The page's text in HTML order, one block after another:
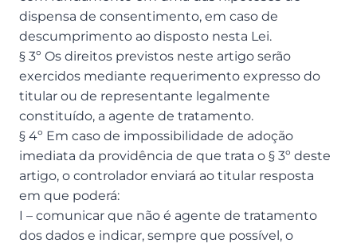
dispensa de consentimento, em caso de
descumprimento ao disposto nesta Lei.
§ 3º Os direitos previstos neste artigo serão
exercidos mediante requerimento expresso do
titular ou de representante legalmente
constituído, a agente de tratamento.
§ 4º Em caso de impossibilidade de adoção
imediata da providência de que trata o § 3º deste
artigo, o controlador enviará ao titular resposta
em que poderá:
I – comunicar que não é agente de tratamento
dos dados e indicar, sempre que possível, o